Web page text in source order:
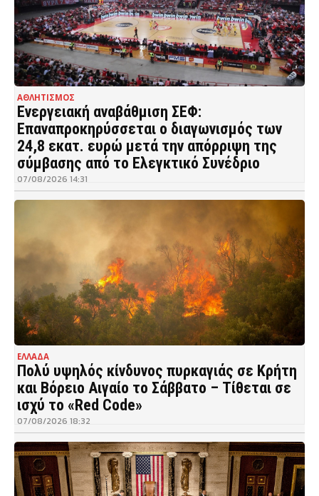
ΑΘΛΗΤΙΣΜΟΣ
Ενεργειακή αναβάθμιση ΣΕΦ:
Επαναπροκηρύσσεται ο διαγωνισμός των
24,8 εκατ. ευρώ μετά την απόρριψη της
σύμβασης από το Ελεγκτικό Συνέδριο
07/08/2026 14:31
ΕΛΛΑΔΑ
Πολύ υψηλός κίνδυνος πυρκαγιάς σε Κρήτη
και Βόρειο Αιγαίο το Σάββατο – Τίθεται σε
ισχύ το «Red Code»
07/08/2026 18:32